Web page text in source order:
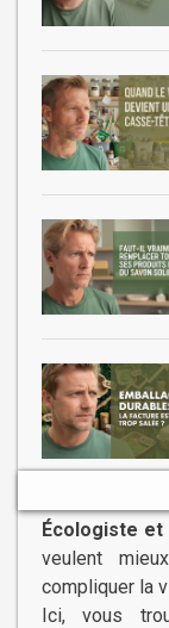
Écologiste et
veulent
compliquer la
Ici, vous